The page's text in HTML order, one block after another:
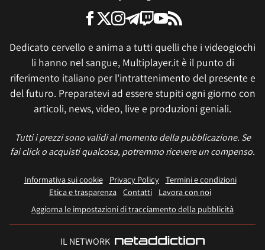
Dedicato cervello e anima a tutti quelli che i videogiochi
li hanno nel sangue, Multiplayer.it è il punto di
riferimento italiano per l'intrattenimento del presente e
del futuro. Preparatevi ad essere stupiti ogni giorno con
articoli, news, video, live e produzioni geniali.
Tutti i prezzi sono validi al momento della pubblicazione. Se
fai click o acquisti qualcosa, potremmo ricevere un compenso.
Informativa sui cookie Privacy Policy
Termini e condizioni
Etica e trasparenza Contatti
Lavora con noi
Aggiorna le impostazioni di tracciamento della pubblicità
IL NETWORK